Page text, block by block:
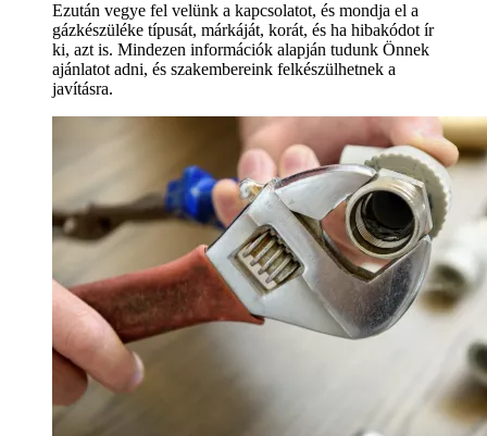
Ezután vegye fel velünk a kapcsolatot, és mondja el a
gázkészüléke típusát, márkáját, korát, és ha hibakódot ír
ki, azt is. Mindezen információk alapján tudunk Önnek
ajánlatot adni, és szakembereink felkészülhetnek a
javításra.